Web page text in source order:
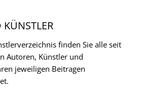
finden Sie alle seit
Autoren, Künstler und
jeweiligen Beitragen